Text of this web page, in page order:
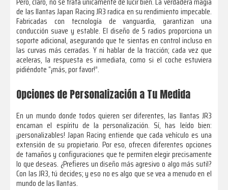
de las llantas Japan Racing JR3 radica en su rendimiento impecable.
Fabricadas con tecnología de vanguardia, garantizan una
conducción suave y estable. El diseño de 5 radios proporciona un
soporte adicional, asegurando que te sientas en control incluso en
las curvas más cerradas. Y ni hablar de la tracción; cada vez que
aceleras, la respuesta es inmediata, como si el coche estuviera
pidiéndote “¡más, por favor!”.
Opciones de Personalización a Tu Medida
En un mundo donde todos quieren ser diferentes, las llantas JR3
encarnan el espíritu de la personalización. Sí, has leído bien:
¡personalizables! Japan Racing entiende que cada vehículo es una
extensión de su propietario. Por eso, ofrecen diferentes opciones
de tamaños y configuraciones que te permiten elegir precisamente
lo que deseas. ¿Prefieres un diseño más agresivo o algo más sutil?
Con las JR3, tú decides; y eso no es algo que se vea a menudo en el
mundo de las llantas.